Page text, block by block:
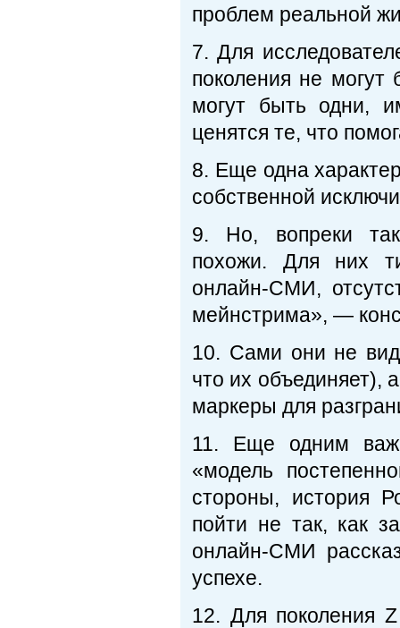
проблем реальной
7. Для
поколения не могут
могут быть одни,
ценятся те, что
8. Еще одна
собственной
9. Но, вопреки
похожи. Для них
онлайн-СМИ,
мейнстрима», —
10. Сами они не
что их объединяет),
маркеры для
11. Еще одним
«модель
стороны, история
пойти не так, как
онлайн-СМИ
успехе.
12. Для поколения